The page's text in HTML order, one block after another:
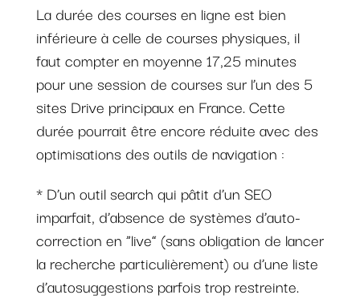
La durée des courses en ligne est bien
inférieure à celle de courses physiques, il
faut compter en moyenne 17,25 minutes
pour une session de courses sur l’un des 5
sites Drive principaux en France. Cette
durée pourrait être encore réduite avec des
optimisations des outils de navigation :
* D’un outil search qui pâtit d’un SEO
imparfait, d’absence de systèmes d’auto-
correction en “live” (sans obligation de lancer
la recherche particulièrement) ou d’une liste
d’autosuggestions parfois trop restreinte.